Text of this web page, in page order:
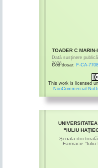
TOADER C MARIN-
Dată susținere
2026
Cod dosar: F-CA-
This work is licensed
NonCommercial-
"IULIU
Şcoala
Farmacie